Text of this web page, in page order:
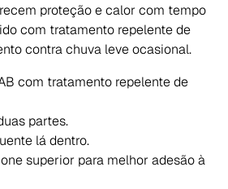
proteção e calor com tempo
com tratamento repelente de
contra chuva leve ocasional.
com tratamento repelente de
partes.
lá dentro.
superior para melhor adesão à